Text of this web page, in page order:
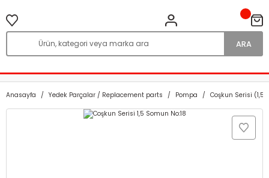
ARA
Anasayfa Yedek Parçalar / Replacement parts Pompa Coşkun Serisi